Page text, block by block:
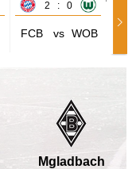
2 : 0
FCB vs WOB
Mgladbach